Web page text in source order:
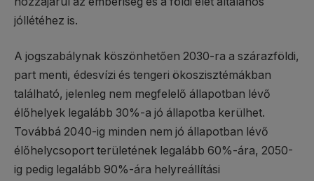
jóllétéhez is.
A jogszabálynak köszönhetően 2030-ra a szárazföldi,
part menti, édesvízi és tengeri ökoszisztémákban
található, jelenleg nem megfelelő állapotban lévő
élőhelyek legalább 30%-a jó állapotba kerülhet.
Továbbá 2040-ig minden nem jó állapotban lévő
élőhelycsoport területének legalább 60%-ára, 2050-
ig pedig legalább 90%-ára helyreállítási